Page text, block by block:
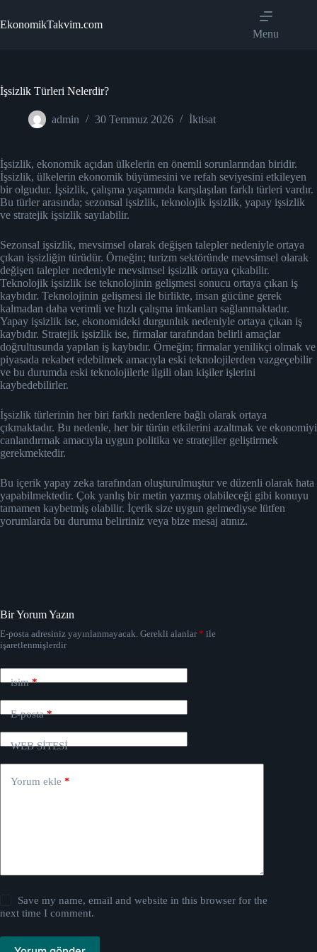
to
content
EkonomikTakvim.com
Menu
İşsizlik Türleri Nelerdir?
admin 30 Temmuz 2026 İktisat
İşsizlik, ekonomik açıdan ülkelerin en önemli sorunlarından biridir.
İşsizlik, ülkelerin ekonomik büyümesini ve refah seviyesini etkileyen
bir olgudur. İşsizlik, çalışma yaşamında karşılaşılan farklı türleri vardır.
Bu türler arasında; sezonsal işsizlik, teknolojik işsizlik, yapay işsizlik
ve stratejik işsizlik sayılabilir.
Sezonsal işsizlik, mevsimsel olarak değişen talepler nedeniyle ortaya
çıkan işsizliğin türüdür. Örneğin; turizm sektöründe mevsimsel olarak
değişen talepler nedeniyle mevsimsel işsizlik ortaya çıkabilir.
Teknolojik işsizlik ise teknolojinin gelişmesi sonucu ortaya çıkan iş
kaybıdır. Teknolojinin gelişmesi ile birlikte, insan gücüne gerek
kalmadan daha verimli ve hızlı çalışma imkanları sağlanmaktadır.
Yapay işsizlik ise, ekonomideki durgunluk nedeniyle ortaya çıkan iş
kaybıdır. Stratejik işsizlik ise, firmalar tarafından belirli amaçlar
doğrultusunda yapılan iş kaybıdır. Örneğin; firmalar yenilikçi olmak ve
piyasada rekabet edebilmek amacıyla eski teknolojilerden vazgeçebilir
ve bu durumda eski teknolojilerle ilgili olan kişiler işlerini
kaybedebilirler.
İşsizlik türlerinin her biri farklı nedenlere bağlı olarak ortaya
çıkmaktadır. Bu nedenle, her bir türün etkilerini azaltmak ve ekonomiyi
canlandırmak amacıyla uygun politika ve stratejiler geliştirmek
gerekmektedir.
Bu içerik yapay zeka tarafından oluşturulmuştur ve düzenli olarak hata
yapabilmektedir. Çok yanlış bir metin yazmış olabileceği gibi konuyu
tamamen kaybetmiş olabilir. İçerik size uygun gelmediyse lütfen
yorumlarda bu durumu belirtiniz veya bize mesaj atınız.
Bir Yorum Yazın
E-posta adresiniz yayınlanmayacak. Gerekli alanlar* ile
işaretlenmişlerdir
isim*
E-posta*
WEB SİTESİ
Yorum ekle *
Save my name, email and website in this browser for the
next time I comment.